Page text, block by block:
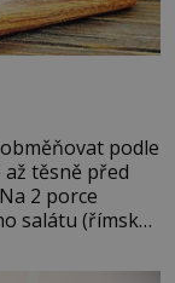
podle
těsně před
2 porce
salátu (římský
oleje ✿ 1